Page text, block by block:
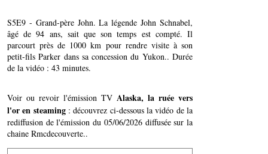
S5E9 - Grand-père John. La légende John Schnabel,
âgé de 94 ans, sait que son temps est compté. Il
parcourt près de 1000 km pour rendre visite à son
petit-fils Parker dans sa concession du Yukon.. Durée
de la vidéo : 43 minutes.
Voir ou revoir l'émission TV Alaska, la ruée vers
l'or en steaming: découvrez ci-dessous la vidéo de la
rediffusion de l'émission du 05/06/2026 diffusée sur la
chaine Rmcdecouverte..